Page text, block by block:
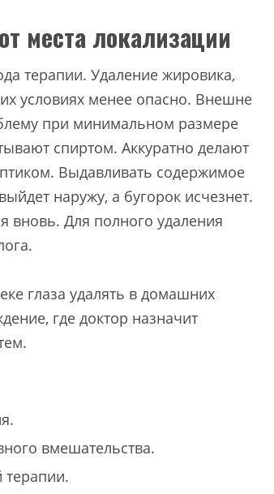
места локализации
терапии. Удаление жировика,
условиях менее опасно. Внешне
при минимальном размере
спиртом. Аккуратно делают
Выдавливать содержимое
наружу, а бугорок исчезнет.
вновь. Для полного удаления
глаза удалять в домашних
где доктор назначит
вмешательства.
терапии.